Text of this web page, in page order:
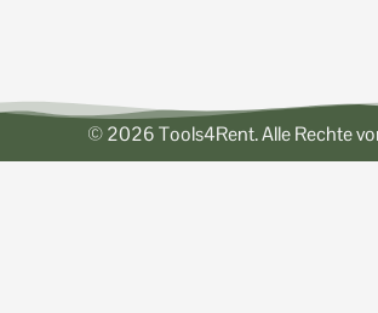
© 2026 Tools4Rent. Alle Rechte